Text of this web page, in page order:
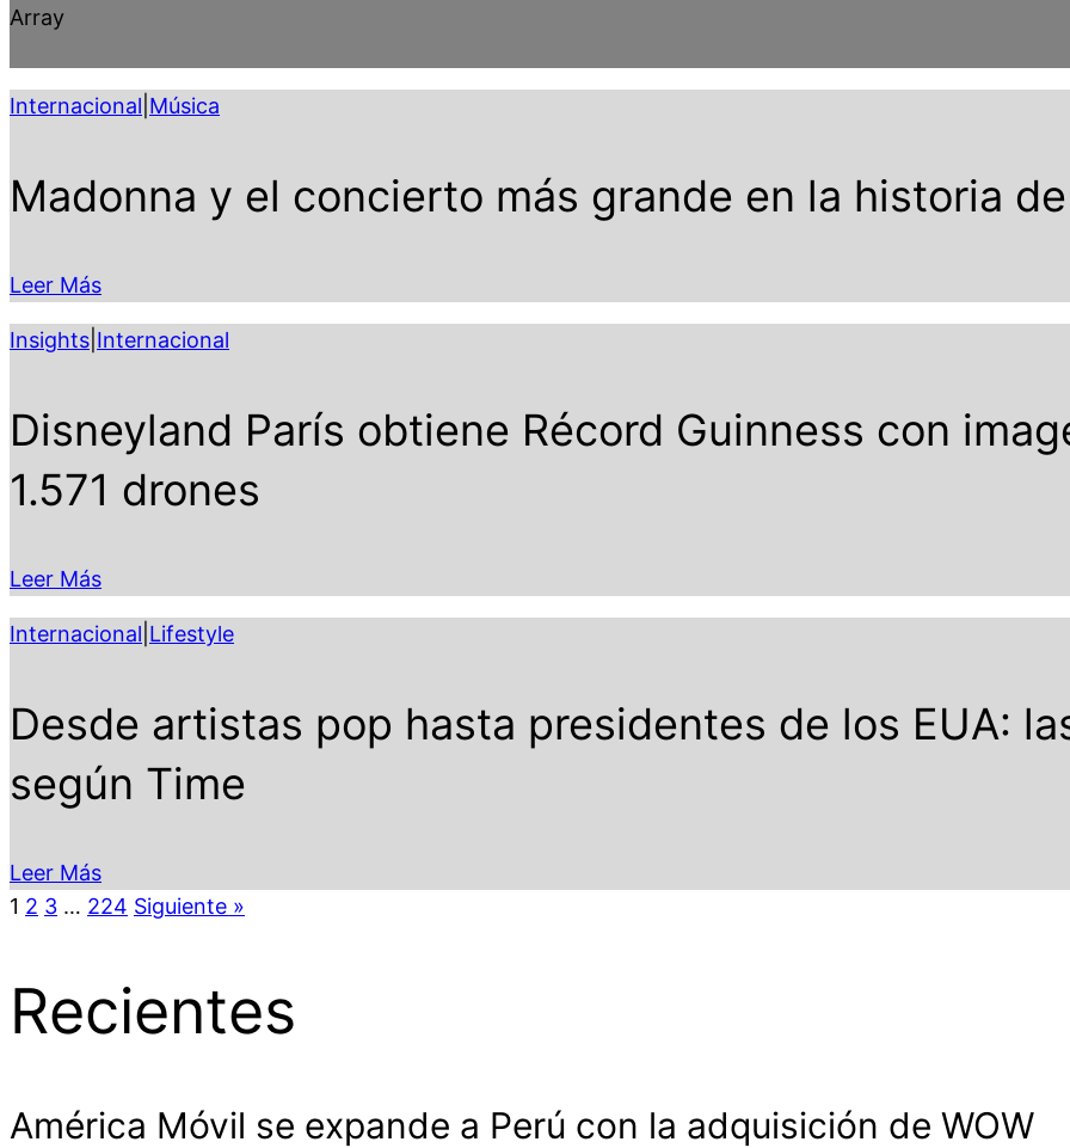
Array
Internacional Música
Madonna y el concierto más grande en la historia
Leer Más
Insights Internacional
Disneyland París obtiene Récord Guinness con
1.571 drones
Leer Más
Internacional Lifestyle
Desde artistas pop hasta presidentes de los EUA:
según Time
Leer Más
1 2 3 … 224 Siguiente »
Recientes
América Móvil se expande a Perú con la adquisición de WOW